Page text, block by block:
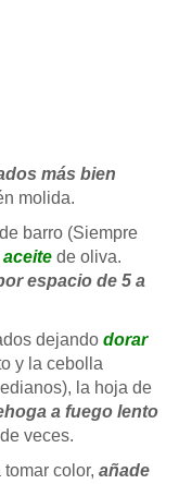
más bien
molida.
barro (Siempre
aceite de oliva.
espacio de 5 a
dejando dorar
y la cebolla
la hoja de
a fuego lento
veces.
color, añade